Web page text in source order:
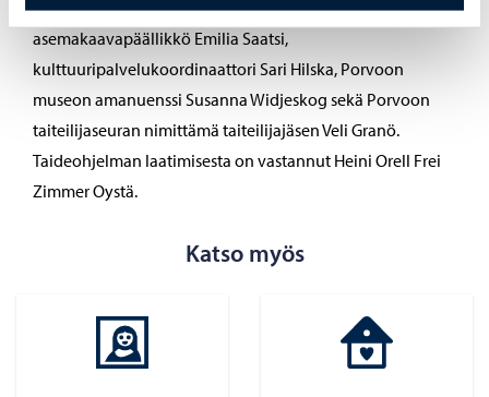
kaavoittajat Johannes Korpijaakko ja Pekka Mikkola,
asemakaavapäällikkö Emilia Saatsi,
kulttuuripalvelukoordinaattori Sari Hilska, Porvoon
museon amanuenssi Susanna Widjeskog sekä Porvoon
taiteilijaseuran nimittämä taiteilijajäsen Veli Granö.
Taideohjelman laatimisesta on vastannut Heini Orell Frei
Zimmer Oystä.
Katso myös